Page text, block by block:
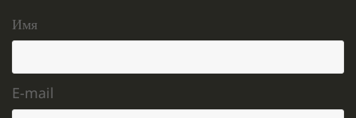
Имя
E-mail